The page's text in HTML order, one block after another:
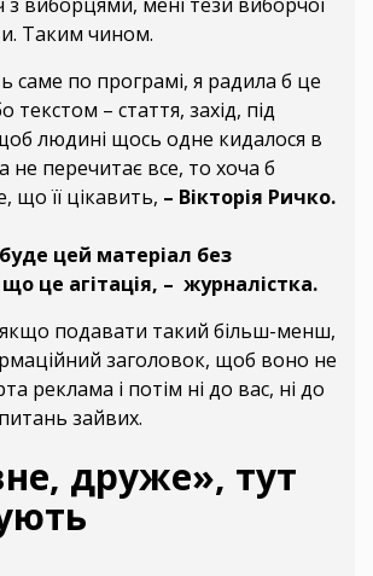
Таким чином.
саме по програмі, я радила б це
текстом – стаття, захід, під
людині щось одне кидалося в
не перечитає все, то хоча б
що її цікавить, – Вікторія Ричко.
цей матеріал без
це агітація, – журналістка.
подавати такий більш-менш,
заголовок, щоб воно не
реклама і потім ні до вас, ні до
зайвих.
друже», тут